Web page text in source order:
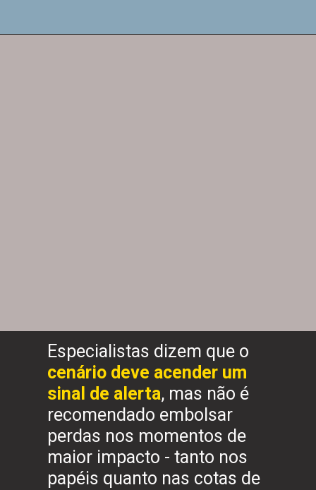
Especialistas dizem que o
cenário deve acender um
sinal de alerta, mas não é
recomendado embolsar
perdas nos momentos de
maior impacto - tanto nos
papéis quanto nas cotas de